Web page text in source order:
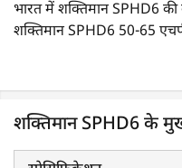
भारत में शक्तिमान SPHD6
शक्तिमान SPHD6 50-65
लिए किया जाता है। यह एक
बड़ी संख्या में गड्ढे खोद सकता
शक्तिमान SPHD6 के